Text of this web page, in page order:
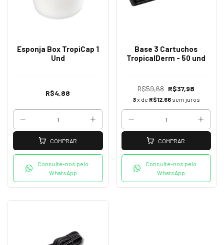
Esponja Box TropiCap 1
Und
R$4,88
COMPRAR
Consulte-nos pelo
WhatsApp
Base 3 Cartuchos
TropicalDerm - 50 und
R$59,68 R$37,98
3x de R$12,66 sem juros
COMPRAR
Consulte-nos pelo
WhatsApp